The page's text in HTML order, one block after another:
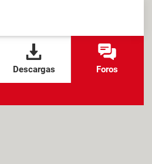
Descargas Foros